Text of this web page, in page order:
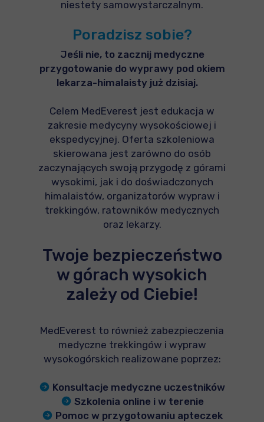
niestety samowystarczalnym.
Poradzisz sobie?
Jeśli nie, to zacznij medyczne
przygotowanie do wyprawy pod okiem
lekarza-himalaisty już dzisiaj.
Celem MedEverest jest edukacja w
zakresie medycyny wysokościowej i
ekspedycyjnej. Oferta szkoleniowa
skierowana jest zarówno do osób
zaczynających swoją przygodę z górami
wysokimi, jak i do doświadczonych
himalaistów, organizatorów wypraw i
trekkingów, ratowników medycznych
oraz lekarzy.
Twoje bezpieczeństwo
w górach wysokich
zależy od Ciebie!
MedEverest to również zabezpieczenia
medyczne trekkingów i wypraw
wysokogórskich realizowane poprzez:
Konsultacje medyczne uczestników
Szkolenia online i w terenie
Pomoc w przygotowaniu apteczek